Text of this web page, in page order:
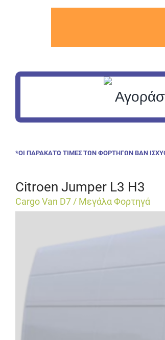
*ΟΙ ΠΑΡΑΚΑΤΩ ΤΙΜΕΣ ΤΩΝ ΦΟΡΤΗΓΩΝ ΒΑΝ
Citroen Jumper L3 H3
Cargo Van D7 / Μεγάλα Φορτηγά